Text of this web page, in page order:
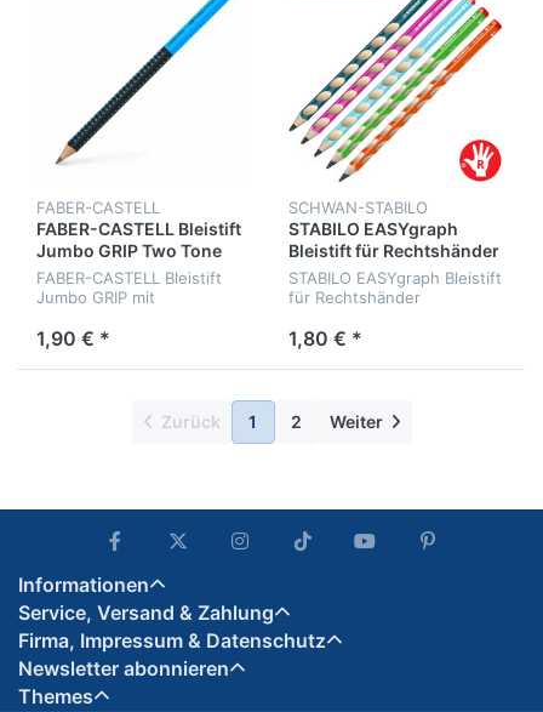
FABER-CASTELL
FABER-CASTELL Bleistift
Jumbo GRIP Two Tone
FABER-CASTELL Bleistift
Jumbo GRIP mit
1,90 € *
SCHWAN-STABILO
STABILO EASYgraph
Bleistift für Rechtshänder
STABILO EASYgraph Bleistift
für Rechtshänder
1,80 € *
Zurück 1 2 Weiter
Informationen
Service, Versand & Zahlung
Firma, Impressum & Datenschutz
Newsletter abonnieren
Themes